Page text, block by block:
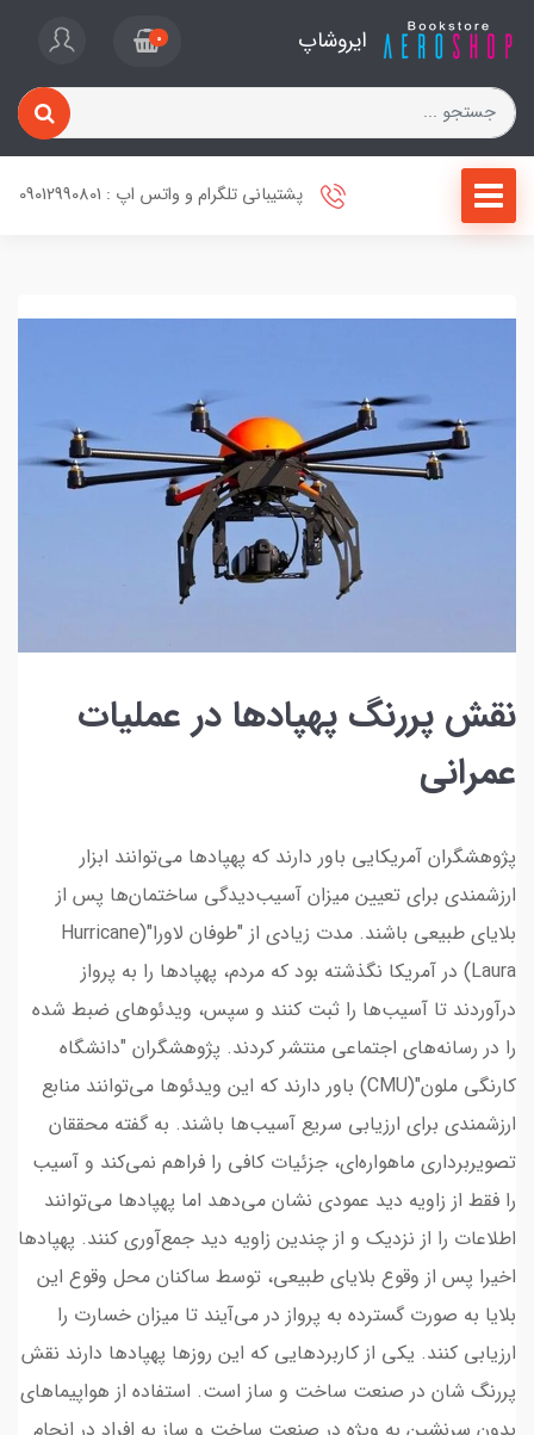
ایروشاپ 0
پشتیبانی تلگرام و واتس اپ : 09012990801
نقش پررنگ پهپادها در عملیات
عمرانی
پژوهشگران آمریکایی باور دارند که پهپادها می‌توانند ابزار
ارزشمندی برای تعیین میزان آسیب‌دیدگی ساختمان‌ها پس از
بلایای طبیعی باشند. مدت زیادی از "طوفان لاورا"(Hurricane
Laura) در آمریکا نگذشته بود که مردم، پهپادها را به پرواز
درآوردند تا آسیب‌ها را ثبت کنند و سپس، ویدئوهای ضبط شده
را در رسانه‌های اجتماعی منتشر کردند. پژوهشگران "دانشگاه
کارنگی ملون"(CMU) باور دارند که این ویدئوها می‌توانند منابع
ارزشمندی برای ارزیابی سریع آسیب‌ها باشند. به گفته محققان
تصویربرداری ماهواره‌ای، جزئیات کافی را فراهم نمی‌کند و آسیب
را فقط از زاویه دید عمودی نشان می‌دهد اما پهپادها می‌توانند
اطلاعات را از نزدیک و از چندین زاویه دید جمع‌آوری کنند. پهپادها
اخیرا پس از وقوع بلایای طبیعی، توسط ساکنان محل وقوع این
بلایا به صورت گسترده به پرواز در می‌آیند تا میزان خسارت را
ارزیابی کنند. یکی از کاربردهایی که این روزها پهپادها دارند نقش
پررنگ شان در صنعت ساخت و ساز است. استفاده از هواپیماهای